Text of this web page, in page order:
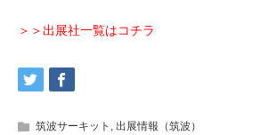
＞＞出展社一覧はコチラ
筑波サーキット , 出展情報（筑波）